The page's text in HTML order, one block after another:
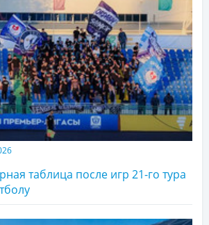
таблица после игр 21-го тура